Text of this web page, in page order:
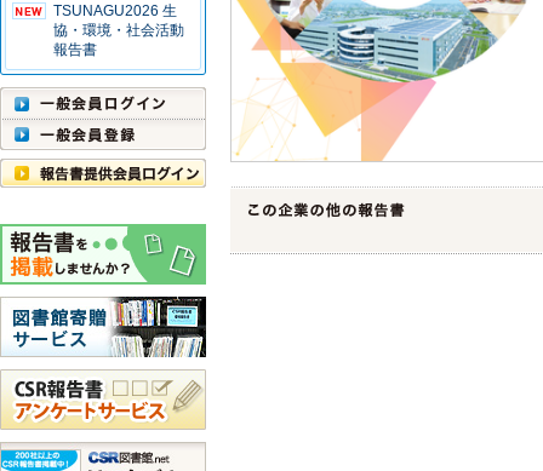
TSUNAGU2026 生
協・環境・社会活動
報告書